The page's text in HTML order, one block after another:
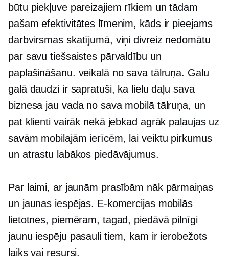
būtu piekļuve pareizajiem rīkiem un tādam
pašam efektivitātes līmenim, kāds ir pieejams
darbvirsmas skatījumā, viņi divreiz nedomātu
par savu tiešsaistes pārvaldību un
paplašināšanu. veikalā no sava tālruņa. Galu
galā daudzi ir sapratuši, ka lielu daļu sava
biznesa jau vada no sava mobilā tālruņa, un
pat klienti vairāk nekā jebkad agrāk paļaujas uz
savām mobilajām ierīcēm, lai veiktu pirkumus
un atrastu labākos piedāvājumus.
Par laimi, ar jaunām prasībām nāk pārmaiņas
un jaunas iespējas. E-komercijas mobilās
lietotnes, piemēram, tagad, piedāvā pilnīgi
jaunu iespēju pasauli tiem, kam ir ierobežots
laiks vai resursi.